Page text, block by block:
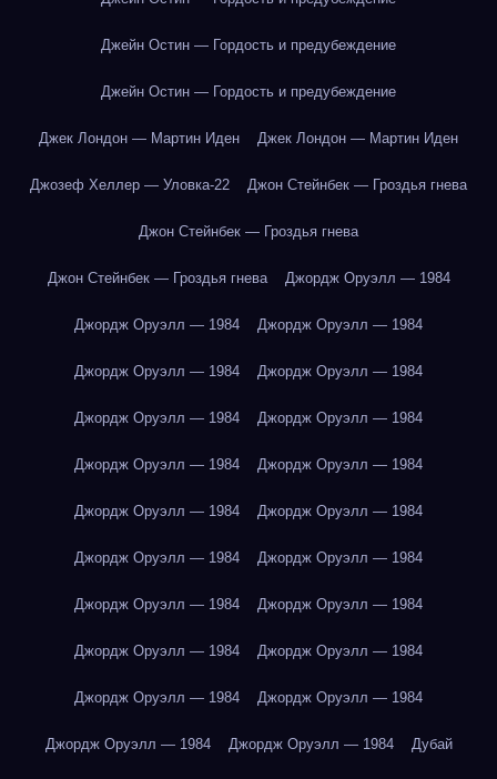
Джейн Остин — Гордость и предубеждение
Джейн Остин — Гордость и предубеждение
Джек Лондон — Мартин Иден Джек Лондон — Мартин Иден
Джозеф Хеллер — Уловка-22 Джон Стейнбек — Гроздья гнева
Джон Стейнбек — Гроздья гнева
Джон Стейнбек — Гроздья гнева Джордж Оруэлл — 1984
Джордж Оруэлл — 1984 Джордж Оруэлл — 1984
Джордж Оруэлл — 1984 Джордж Оруэлл — 1984
Джордж Оруэлл — 1984 Джордж Оруэлл — 1984
Джордж Оруэлл — 1984 Джордж Оруэлл — 1984
Джордж Оруэлл — 1984 Джордж Оруэлл — 1984
Джордж Оруэлл — 1984 Джордж Оруэлл — 1984
Джордж Оруэлл — 1984 Джордж Оруэлл — 1984
Джордж Оруэлл — 1984 Джордж Оруэлл — 1984
Джордж Оруэлл — 1984 Джордж Оруэлл — 1984
Джордж Оруэлл — 1984 Джордж Оруэлл — 1984 Дубай